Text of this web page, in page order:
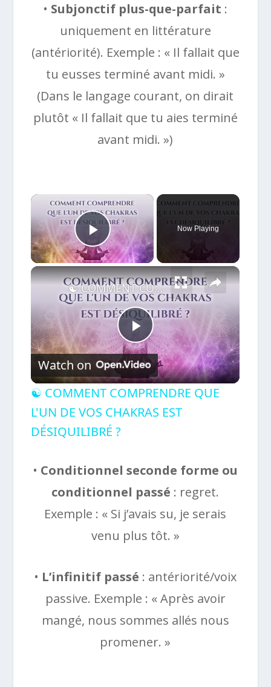
• Subjonctif plus-que-parfait :
uniquement en littérature
(antériorité). Exemple : « Il fallait que
tu eusses terminé avant midi. »
(Dans le langage courant, on dirait
plutôt « Il fallait que tu aies terminé
avant midi. »)
×
Play Video
Now Playing
×
Play
Video
☯ COMMENT COMPRENDRE QUE L'UN DE VOS CHAKRAS EST DÉSIQUILIBRÉ ?
Watch on
☯ COMMENT COMPRENDRE QUE
L'UN DE VOS CHAKRAS EST
DÉSIQUILIBRÉ ?
• Conditionnel seconde forme ou
conditionnel passé : regret.
Exemple : « Si j’avais su, je serais
venu plus tôt. »
• L’infinitif passé : antériorité/voix
passive. Exemple : « Après avoir
mangé, nous sommes allés nous
promener. »